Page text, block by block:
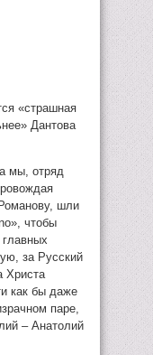
«страшная
Дантова
мы, отряд
шли
чтобы
за Русский
Христа
как бы даже
паре,
– Анатолий